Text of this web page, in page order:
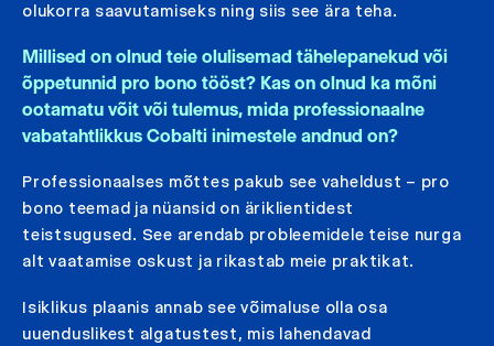
olukorra saavutamiseks ning siis see ära teha.
Millised on olnud teie olulisemad tähelepanekud või
õppetunnid pro bono tööst? Kas on olnud ka mõni
ootamatu võit või tulemus, mida professionaalne
vabatahtlikkus Cobalti inimestele andnud on?
Professionaalses mõttes pakub see vaheldust – pro
bono teemad ja nüansid on äriklientidest
teistsugused. See arendab probleemidele teise nurga
alt vaatamise oskust ja rikastab meie praktikat.
Isiklikus plaanis annab see võimaluse olla osa
uuenduslikest algatustest, mis lahendavad